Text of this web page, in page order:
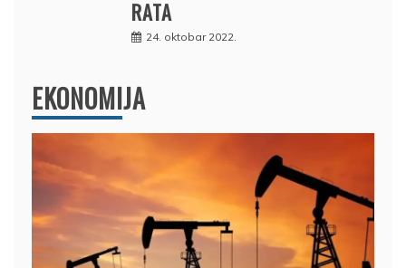
RATA
24. oktobar 2022.
EKONOMIJA